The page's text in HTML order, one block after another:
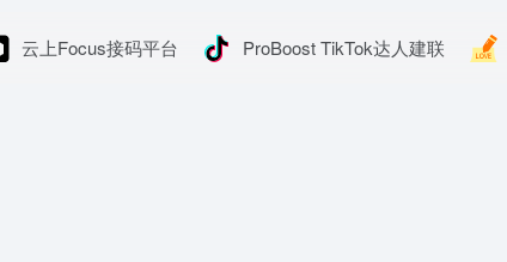
云上Focus接码平台 ProBoost TikTok达人建联